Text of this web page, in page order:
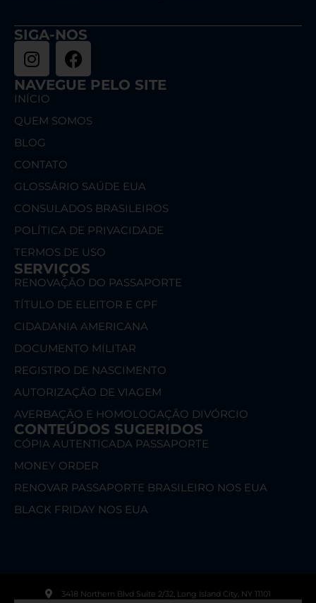
SIGA-NOS
NAVEGUE PELO SITE
INÍCIO
QUEM SOMOS
BLOG
CONTATO
GLOSSÁRIO SAÚDE EUA
CONSULADOS BRASILEIROS
POLÍTICA DE PRIVACIDADE
TERMOS DE USO
SERVIÇOS
RENOVAÇÃO DO PASSAPORTE
TÍTULO DE ELEITOR E CPF
CIDADANIA AMERICANA
DOCUMENTO MILITAR
REGISTRO DE NASCIMENTO
AUTORIZAÇÃO DE VIAGEM
AVERBAÇÃO E HOMOLOGAÇÃO DIVÓRCIO
CONTEÚDOS SUGERIDOS
CÓPIA AUTENTICADA PASSAPORTE
MONEY ORDER
RENOVAR PASSAPORTE BRASILEIRO NOS EUA
BLACK FRIDAY NOS EUA
3418 Northern Blvd Suite 2/32, Long Island City, NY 11101